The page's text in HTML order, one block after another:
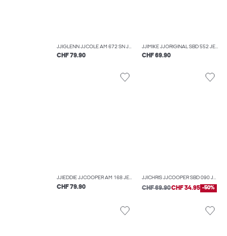
JJIGLENN JJCOLE AM 672 SN JEAN SLIM
CHF 79.90
JJIMIKE JJORIGINAL SBD 552 JEAN COUPE TAPERED
CHF 69.90
JJIEDDIE JJCOOPER AM 168 JEAN À COUPE LOOSE
CHF 79.90
JJICHRIS JJCOOPER SBD 090 JEAN COUPE DÉCONTRACTÉE
CHF 69.90CHF 34.95 -50%